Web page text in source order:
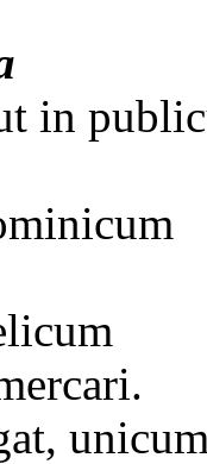
in